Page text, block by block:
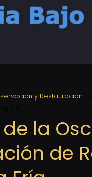
y Restauración
la
de